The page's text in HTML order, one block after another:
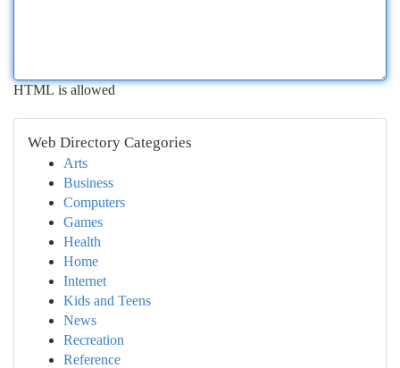
HTML is allowed
Web Directory Categories
Arts
Business
Computers
Games
Health
Home
Internet
Kids and Teens
News
Recreation
Reference